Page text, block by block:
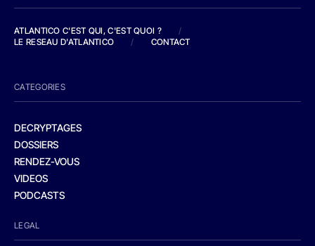
ATLANTICO C'EST QUI, C'EST QUOI ?
/
LE RESEAU D'ATLANTICO
/ CONTACT
CATEGORIES
DECRYPTAGES
DOSSIERS
RENDEZ-VOUS
VIDEOS
PODCASTS
LEGAL